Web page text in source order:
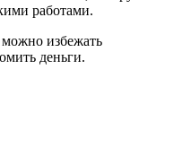
работами.
избежать
деньги.